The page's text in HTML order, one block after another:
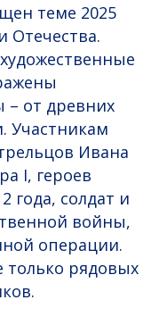
теме 2025
Отечества.
от древних
Участникам
Ивана
I, героев
года, солдат и
войны,
операции.
только рядовых